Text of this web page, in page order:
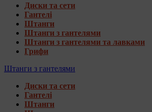
Диски та сети
Гантелі
Штанги
Штанги з гантелями
Штанги з гантелями та лавками
Грифи
Штанги з гантелями
Диски та сети
Гантелі
Штанги